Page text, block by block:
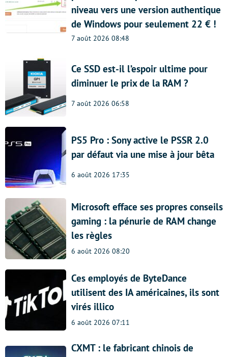
niveau vers une version authentique
de Windows pour seulement 22 € !
7 août 2026 08:48
Ce SSD est-il l’espoir ultime pour
diminuer le prix de la RAM ?
7 août 2026 06:58
PS5 Pro : Sony active le PSSR 2.0
par défaut via une mise à jour bêta
6 août 2026 17:35
Microsoft efface ses propres conseils
gaming : la pénurie de RAM change
les règles
6 août 2026 08:20
Ces employés de ByteDance
utilisent des IA américaines, ils sont
virés illico
6 août 2026 07:11
CXMT : le fabricant chinois de